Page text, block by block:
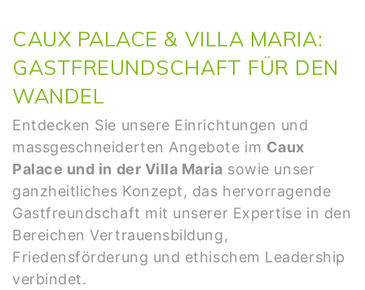
CAUX PALACE & VILLA MARIA:
GASTFREUNDSCHAFT FÜR DEN
WANDEL
Entdecken Sie unsere Einrichtungen und
massgeschneiderten Angebote im Caux
Palace und in der Villa Maria sowie unser
ganzheitliches Konzept, das hervorragende
Gastfreundschaft mit unserer Expertise in den
Bereichen Vertrauensbildung,
Friedensförderung und ethischem Leadership
verbindet.